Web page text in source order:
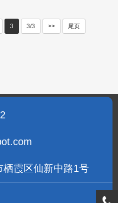
3 3/3 >> 尾页
栖霞区仙新中路1号